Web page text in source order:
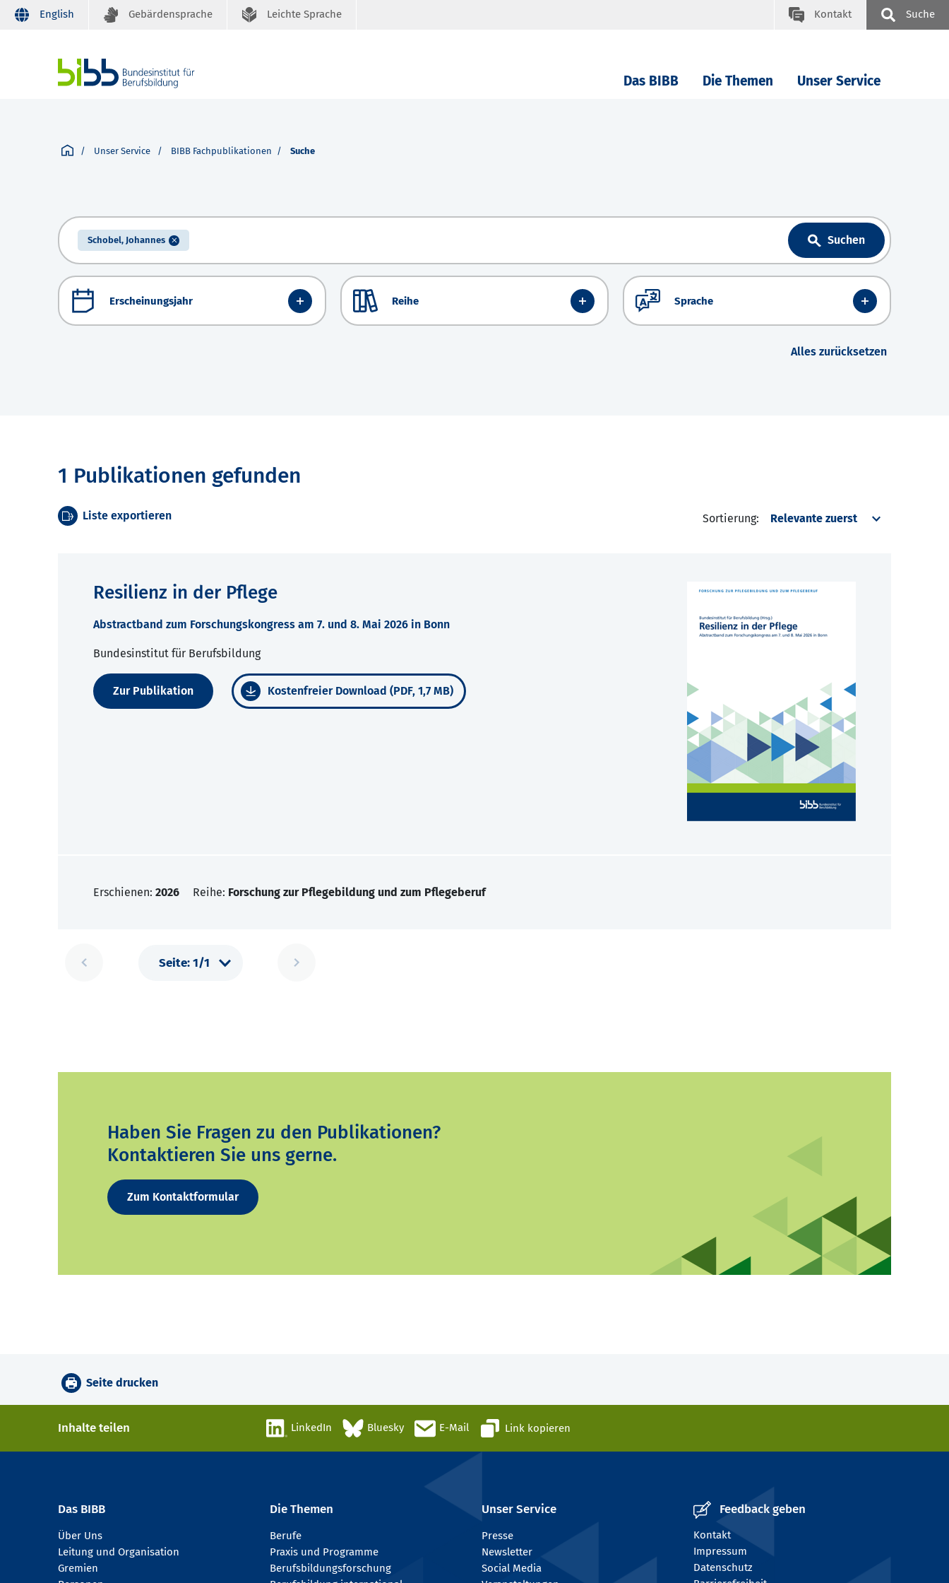
English Gebärdensprache Leichte Sprache Kontakt Suche
Das BIBB Die Themen Unser Service
Unser Service BIBB Fachpublikationen Suche
Schobel, Johannes Suchen
Erscheinungsjahr Reihe Sprache
Alles zurücksetzen
1 Publikationen gefunden
Liste exportieren Sortierung:
Resilienz in der Pflege
Abstractband zum Forschungskongress am 7. und 8. Mai 2026 in Bonn
Bundesinstitut für Berufsbildung
Zur Publikation Kostenfreier Download (PDF, 1,7 MB)
Erschienen: 2026 Reihe: Forschung zur Pflegebildung und zum Pflegeberuf
Haben Sie Fragen zu den Publikationen?
Kontaktieren Sie uns gerne.
Zum Kontaktformular
Seite drucken
Inhalte teilen LinkedIn Bluesky E-Mail Link kopieren
Das BIBB
Über Uns
Leitung und Organisation
Gremien
Die Themen
Berufe
Praxis und Programme
Berufsbildungsforschung
Unser Service
Presse
Newsletter
Social Media
Feedback geben
Kontakt
Impressum
Datenschutz